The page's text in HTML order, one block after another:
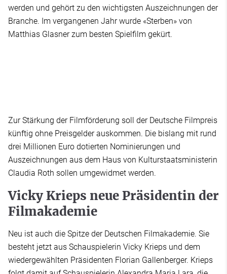
werden und gehört zu den wichtigsten Auszeichnungen der
Branche. Im vergangenen Jahr wurde «Sterben» von
Matthias Glasner zum besten Spielfilm gekürt.
Zur Stärkung der Filmförderung soll der Deutsche Filmpreis
künftig ohne Preisgelder auskommen. Die bislang mit rund
drei Millionen Euro dotierten Nominierungen und
Auszeichnungen aus dem Haus von Kulturstaatsministerin
Claudia Roth sollen umgewidmet werden.
Vicky Krieps neue Präsidentin der
Filmakademie
Neu ist auch die Spitze der Deutschen Filmakademie. Sie
besteht jetzt aus Schauspielerin Vicky Krieps und dem
wiedergewählten Präsidenten Florian Gallenberger. Krieps